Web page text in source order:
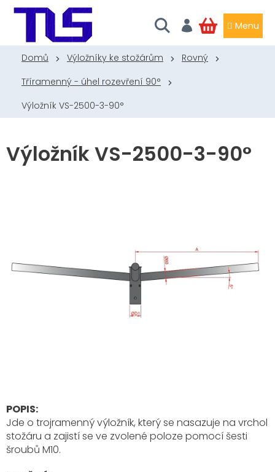
Přejít
NÁKUPNÍ
KOŠÍK
Domů Výložníky ke stožárům
Rovný
Tříramenný - úhel rozevření 90°
Výložník VS-2500-3-90°
Výložník VS-2500-3-90°
POPIS:
Jde o trojramenný výložník, který se nasazuje na vrchol
stožáru a zajistí se ve zvolené poloze pomocí šesti
šroubů M10.